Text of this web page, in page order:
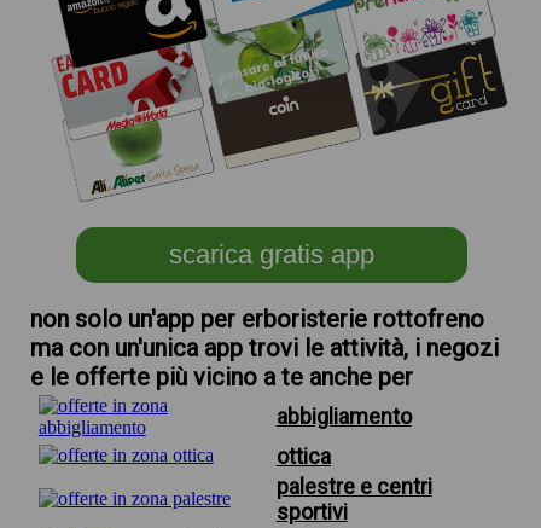
scarica gratis app
non solo un'app per erboristerie rottofreno
ma con un'unica app trovi le attività, i negozi
e le offerte più vicino a te anche per
abbigliamento
ottica
palestre e centri
sportivi